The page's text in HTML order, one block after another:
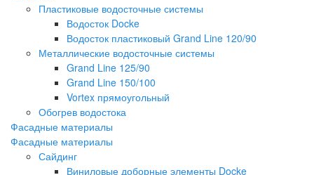
Пластиковые водосточные системы
Водосток Docke
Водосток пластиковый Grand Line 120/90
Металлические водосточные системы
Grand Line 125/90
Grand Line 150/100
Vortex прямоугольный
Обогрев водостока
Фасадные материалы
Фасадные материалы
Сайдинг
Виниловые доборные элементы Docke